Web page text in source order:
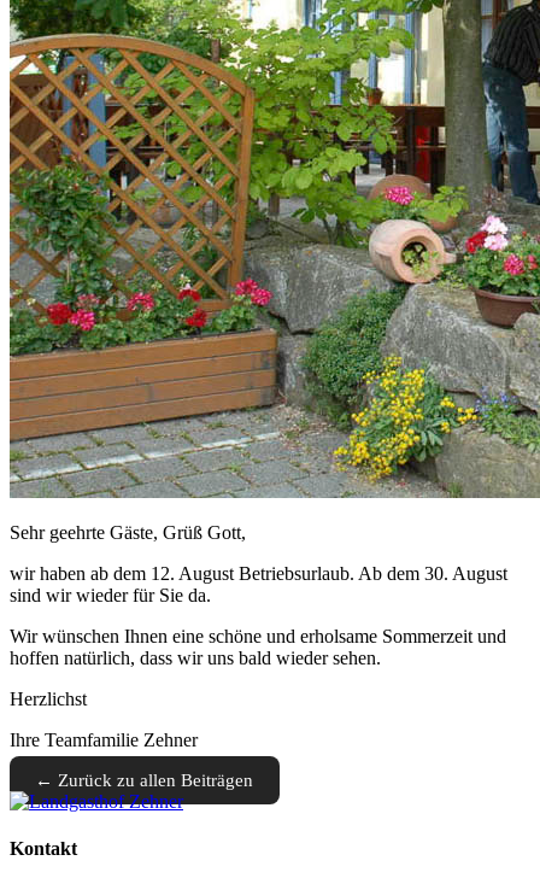
Sehr geehrte Gäste, Grüß Gott,
wir haben ab dem 12. August Betriebsurlaub. Ab dem 30. August
sind wir wieder für Sie da.
Wir wünschen Ihnen eine schöne und erholsame Sommerzeit und
hoffen natürlich, dass wir uns bald wieder sehen.
Herzlichst
Ihre Teamfamilie Zehner
← Zurück zu allen Beiträgen
Kontakt